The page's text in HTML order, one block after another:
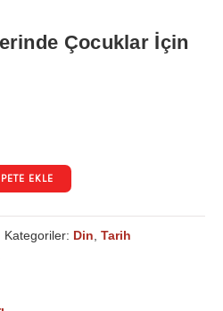
Çocuklar İçin
EKLE
Kategoriler: Din Tarih